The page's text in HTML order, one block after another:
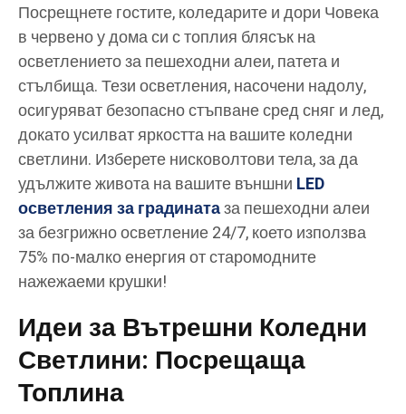
Посрещнете гостите, коледарите и дори Човека
в червено у дома си с топлия блясък на
осветлението за пешеходни алеи, патета и
стълбища. Тези осветления, насочени надолу,
осигуряват безопасно стъпване сред сняг и лед,
докато усилват яркостта на вашите коледни
светлини. Изберете нисковолтови тела, за да
удължите живота на вашите външни LED
осветления за градинатаза пешеходни алеи
за безгрижно осветление 24/7, което използва
75% по-малко енергия от старомодните
нажежаеми крушки!
Идеи за Вътрешни Коледни
Светлини: Посрещаща
Топлина